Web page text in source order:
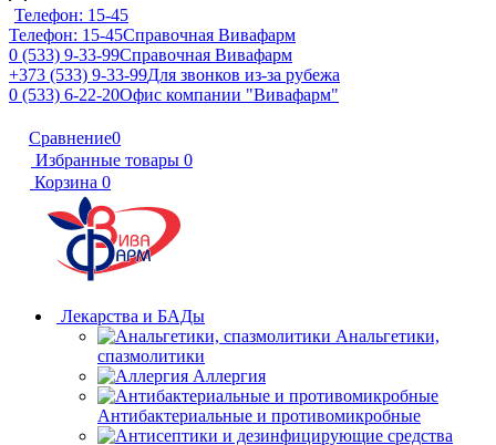
Телефон: 15-45
Телефон: 15-45Справочная Вивафарм
0 (533) 9-33-99Справочная Вивафарм
+373 (533) 9-33-99Для звонков из-за рубежа
0 (533) 6-22-20Офис компании "Вивафарм"
Сравнение0
Избранные товары 0
Корзина 0
Лекарства и БАДы
Анальгетики,
спазмолитики
Аллергия
Антибактериальные и противомикробные